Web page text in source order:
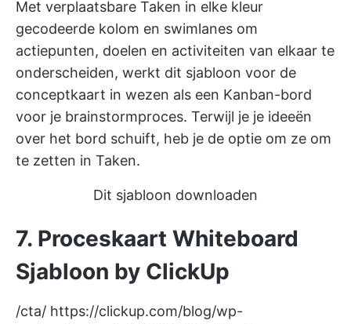
Met verplaatsbare Taken in elke kleur
gecodeerde kolom en swimlanes om
actiepunten, doelen en activiteiten van elkaar te
onderscheiden, werkt dit sjabloon voor de
conceptkaart in wezen als een Kanban-bord
voor je brainstormproces. Terwijl je je ideeën
over het bord schuift, heb je de optie om ze om
te zetten in Taken.
Dit sjabloon downloaden
7. Proceskaart Whiteboard
Sjabloon by ClickUp
/cta/ https://clickup.com/blog/wp-